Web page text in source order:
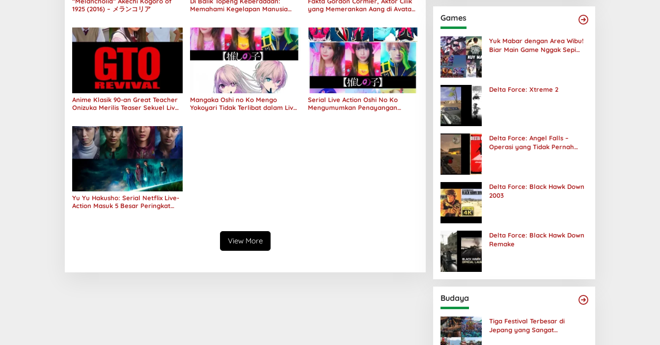
1925 (2016) – メランコリア
Memahami Kegelapan Manusia
yang Memerankan Aang di Avatar
Anime Klasik 90-an Great Teacher
Onizuka Merilis Teaser Sekuel Live
Mangaka Oshi no Ko Mengo
Yokoyari Tidak Terlibat dalam Live
Serial Live Action Oshi No Ko
Mengumumkan Penayangan
Yu Yu Hakusho: Serial Netflix Live-
Action Masuk 5 Besar Peringkat
View More
Games
Yuk Mabar dengan Area Wibu!
Biar Main Game Nggak Sepi
Delta Force: Xtreme 2
Delta Force: Angel Falls –
Operasi yang Tidak Pernah
Delta Force: Black Hawk Down
2003
Delta Force: Black Hawk Down
Remake
Budaya
Tiga Festival Terbesar di
Jepang yang Sangat